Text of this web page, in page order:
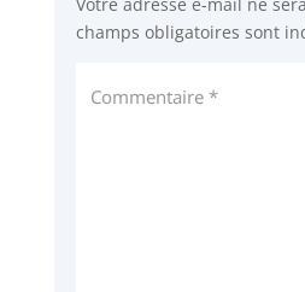
champs obligatoires sont